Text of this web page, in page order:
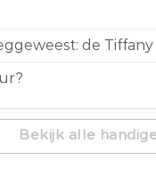
de Tiffany
Bekijk alle